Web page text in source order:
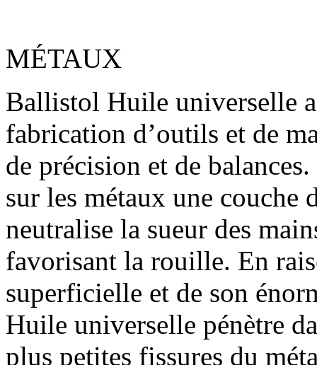
MÉTAUX
Ballistol Huile universelle
fabrication d’outils et de
de précision et de
sur les métaux une
neutralise la sueur des
favorisant la rouille. En
superficielle et de son
Huile universelle pénètre
plus petites fissures du